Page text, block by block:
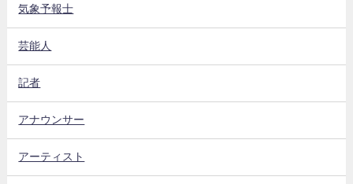
気象予報士
芸能人
記者
アナウンサー
アーティスト